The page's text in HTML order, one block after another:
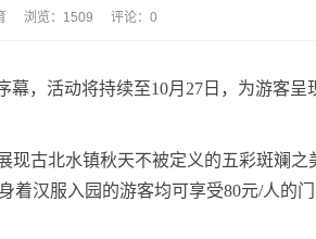
浏览：1509 评论：0
幕，活动将持续至10月27日，为游客呈
现古北水镇秋天不被定义的五彩斑斓之
汉服入园的游客均可享受80元/人的门